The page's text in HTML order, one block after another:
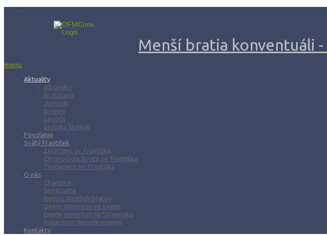
Menší bratia konventuáli
menu
Aktuality
Albánsko
Bratislava
Juniorát
Brehov
Levoča
Spišský Štvrtok
Povolanie
Svätý František
Životopis sv. Františka
Chronológia života sv. Františka
Testament sv. Františka
O nás
Charizma
Spiritualita
Regula Menších bratov
Dejiny minoritov vo svete
Dejiny minoritov na Slovensku
Rytierstvo Nepoškvrnenej
Kontakty